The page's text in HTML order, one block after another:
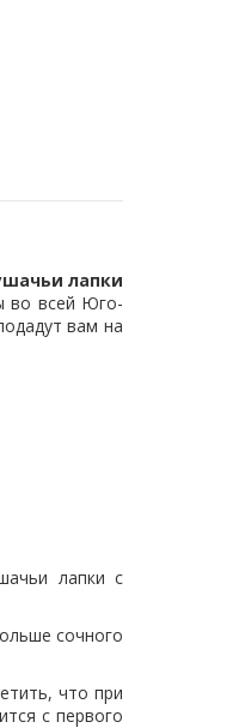
лапки
во всей Юго-
вам на
лапки с
сочного
что при
с первого